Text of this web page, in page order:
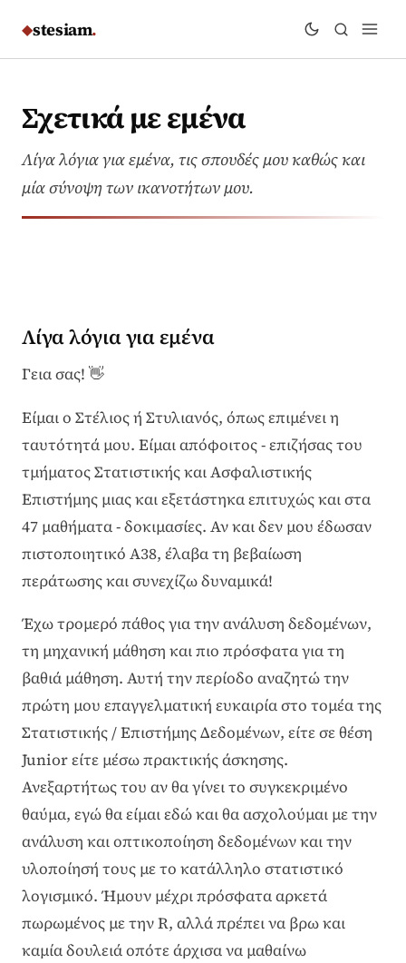
◆stesiam.
Σχετικά με εμένα
Λίγα λόγια για εμένα, τις σπουδές μου καθώς και
μία σύνοψη των ικανοτήτων μου.
Λίγα λόγια για εμένα
Γεια σας! 👋
Είμαι ο Στέλιος ή Στυλιανός, όπως επιμένει η
ταυτότητά μου. Είμαι απόφοιτος - επιζήσας του
τμήματος Στατιστικής και Ασφαλιστικής
Επιστήμης μιας και εξετάστηκα επιτυχώς και στα
47 μαθήματα - δοκιμασίες. Αν και δεν μου έδωσαν
πιστοποιητικό Α38, έλαβα τη βεβαίωση
περάτωσης και συνεχίζω δυναμικά!
Έχω τρομερό πάθος για την ανάλυση δεδομένων,
τη μηχανική μάθηση και πιο πρόσφατα για τη
βαθιά μάθηση. Αυτή την περίοδο αναζητώ την
πρώτη μου επαγγελματική ευκαιρία στο τομέα της
Στατιστικής / Επιστήμης Δεδομένων, είτε σε θέση
Junior είτε μέσω πρακτικής άσκησης.
Ανεξαρτήτως του αν θα γίνει το συγκεκριμένο
θαύμα, εγώ θα είμαι εδώ και θα ασχολούμαι με την
ανάλυση και οπτικοποίηση δεδομένων και την
υλοποίησή τους με το κατάλληλο στατιστικό
λογισμικό. Ήμουν μέχρι πρόσφατα αρκετά
πωρωμένος με την R, αλλά πρέπει να βρω και
καμία δουλειά οπότε άρχισα να μαθαίνω